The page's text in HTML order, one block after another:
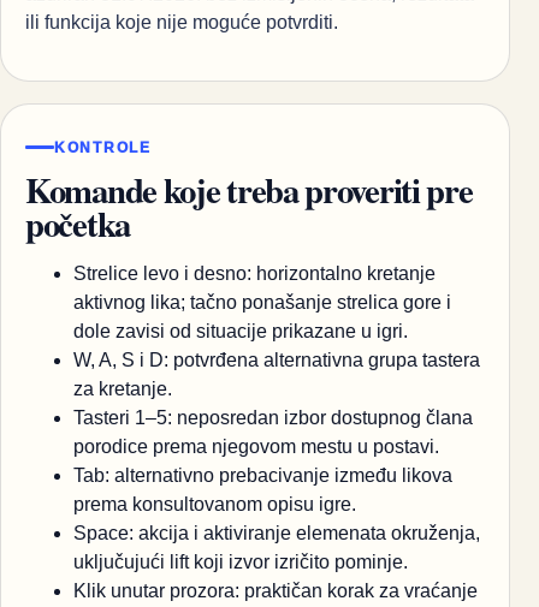
ili funkcija koje nije moguće potvrditi.
KONTROLE
Komande koje treba proveriti pre
početka
Strelice levo i desno: horizontalno kretanje
aktivnog lika; tačno ponašanje strelica gore i
dole zavisi od situacije prikazane u igri.
W, A, S i D: potvrđena alternativna grupa tastera
za kretanje.
Tasteri 1–5: neposredan izbor dostupnog člana
porodice prema njegovom mestu u postavi.
Tab: alternativno prebacivanje između likova
prema konsultovanom opisu igre.
Space: akcija i aktiviranje elemenata okruženja,
uključujući lift koji izvor izričito pominje.
Klik unutar prozora: praktičan korak za vraćanje